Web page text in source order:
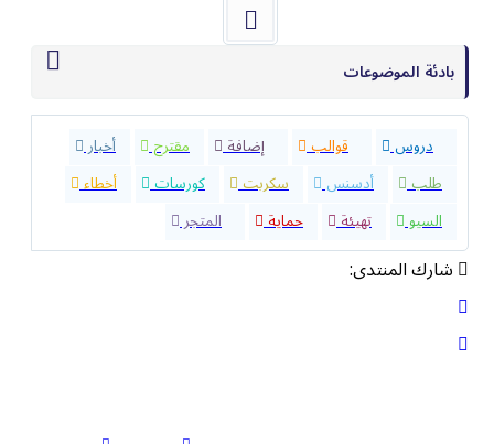
بادئة الموضوعات
دروس قوالب إضافة مقترح
أخبار
طلب أدسنس سكربت كورسات
أخطاء
السيو تهيئة حماية المتجر
شارك المنتدى: